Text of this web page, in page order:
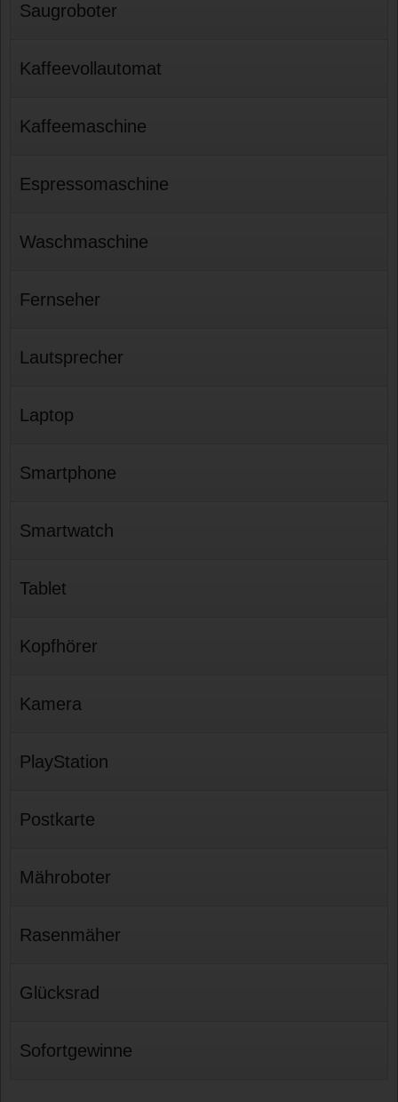
Saugroboter
Kaffeevollautomat
Kaffeemaschine
Espressomaschine
Waschmaschine
Fernseher
Lautsprecher
Laptop
Smartphone
Smartwatch
Tablet
Kopfhörer
Kamera
PlayStation
Postkarte
Mähroboter
Rasenmäher
Glücksrad
Sofortgewinne